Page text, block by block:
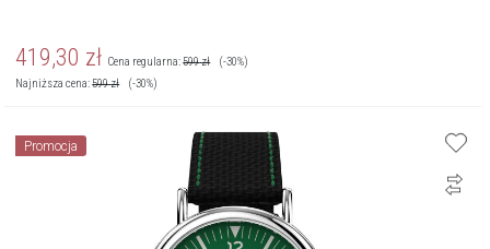
419,30 zł Cena regularna:599zł
(-30%)
Najniższa cena:599zł (-30%)
Promocja